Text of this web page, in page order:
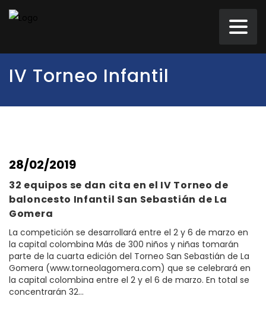
IV Torneo Infantil
28/02/2019
32 equipos se dan cita en el IV Torneo de
baloncesto Infantil San Sebastián de La
Gomera
La competición se desarrollará entre el 2 y 6 de marzo en
la capital colombina Más de 300 niños y niñas tomarán
parte de la cuarta edición del Torneo San Sebastián de La
Gomera (www.torneolagomera.com) que se celebrará en
la capital colombina entre el 2 y el 6 de marzo. En total se
concentrarán 32…